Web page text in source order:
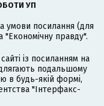
УП
умови посилання (для
"Економічну правду".
із посиланням на
подальшому
в будь-якій формі,
"Інтерфакс-